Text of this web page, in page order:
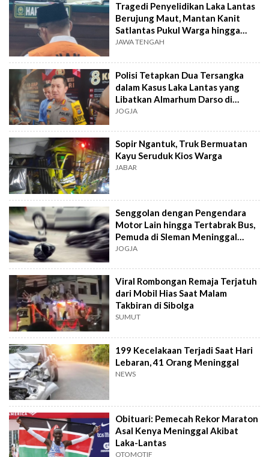
Tragedi Penyelidikan Laka Lantas
Berujung Maut, Mantan Kanit
Satlantas Pukul Warga hingga
Tewas
JAWA TENGAH
Polisi Tetapkan Dua Tersangka
dalam Kasus Laka Lantas yang
Libatkan Almarhum Darso di
Yogyakarta
JOGJA
Sopir Ngantuk, Truk Bermuatan
Kayu Seruduk Kios Warga
JABAR
Senggolan dengan Pengendara
Motor Lain hingga Tertabrak Bus,
Pemuda di Sleman Meninggal
Dunia
JOGJA
Viral Rombongan Remaja Terjatuh
dari Mobil Hias Saat Malam
Takbiran di Sibolga
SUMUT
199 Kecelakaan Terjadi Saat Hari
Lebaran, 41 Orang Meninggal
NEWS
Obituari: Pemecah Rekor Maraton
Asal Kenya Meninggal Akibat
Laka-Lantas
OTOMOTIF